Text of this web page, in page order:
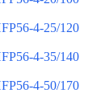
4-25/120
4-35/140
4-50/170